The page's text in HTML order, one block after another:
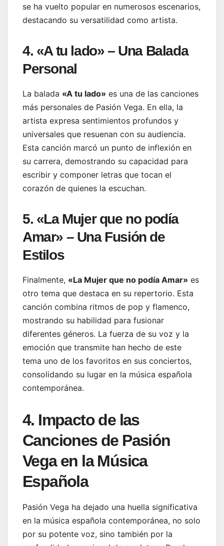
se ha vuelto popular en numerosos escenarios,
destacando su versatilidad como artista.
4. «A tu lado» – Una Balada
Personal
La balada «A tu lado» es una de las canciones
más personales de Pasión Vega. En ella, la
artista expresa sentimientos profundos y
universales que resuenan con su audiencia.
Esta canción marcó un punto de inflexión en
su carrera, demostrando su capacidad para
escribir y componer letras que tocan el
corazón de quienes la escuchan.
5. «La Mujer que no podía
Amar» – Una Fusión de
Estilos
Finalmente, «La Mujer que no podía Amar» es
otro tema que destaca en su repertorio. Esta
canción combina ritmos de pop y flamenco,
mostrando su habilidad para fusionar
diferentes géneros. La fuerza de su voz y la
emoción que transmite han hecho de este
tema uno de los favoritos en sus conciertos,
consolidando su lugar en la música española
contemporánea.
4. Impacto de las
Canciones de Pasión
Vega en la Música
Española
Pasión Vega ha dejado una huella significativa
en la música española contemporánea, no solo
por su potente voz, sino también por la